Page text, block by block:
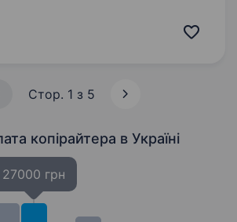
концепцій для комерційних
Стор. 1 з 5
копірайтера в Україні
27000 грн